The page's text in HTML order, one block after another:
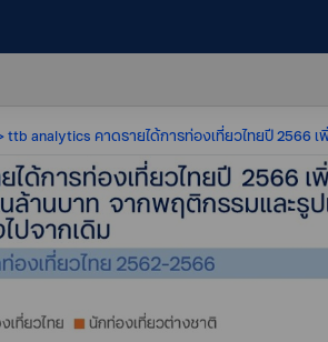
ttb analytics คาดรายได้การท่องเที่ยวไทยปี 2566